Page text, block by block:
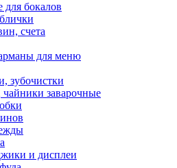
бокалов
счета
для меню
зубочистки
заварочные
и дисплеи